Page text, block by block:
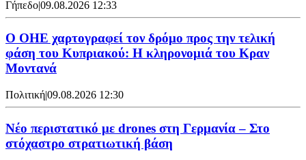
Γήπεδο|09.08.2026 12:33
Ο ΟΗΕ χαρτογραφεί τον δρόμο προς την τελική
φάση του Κυπριακού: Η κληρονομιά του Κραν
Μοντανά
Πολιτική|09.08.2026 12:30
Νέο περιστατικό με drones στη Γερμανία – Στο
στόχαστρο στρατιωτική βάση